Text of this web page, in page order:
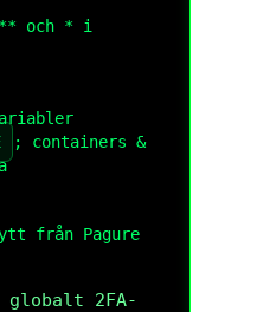
** och * i
; containers &
från Pagure
globalt 2FA-